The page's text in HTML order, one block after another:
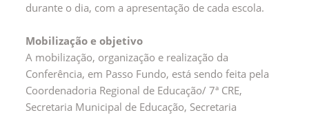
durante o dia, com a apresentação de cada escola.
Mobilização e objetivo
A mobilização, organização e realização da
Conferência, em Passo Fundo, está sendo feita pela
Coordenadoria Regional de Educação/ 7ª CRE,
Secretaria Municipal de Educação, Secretaria